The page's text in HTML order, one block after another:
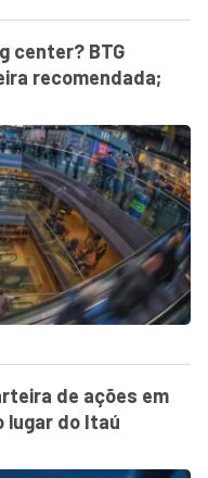
center? BTG
recomendada;
de ações em
lugar do Itaú